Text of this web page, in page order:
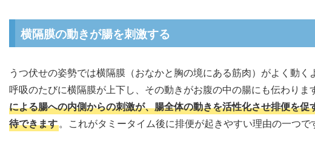
横隔膜の動きが腸を刺激する
うつ伏せの姿勢では横隔膜（おなかと胸の境にある筋肉）がよく動く
呼吸のたびに横隔膜が上下し、その動きがお腹の中の腸にも伝わりま
による腸への内側からの刺激が、腸全体の動きを活性化させ排便を促
待できます。これがタミータイム後に排便が起きやすい理由の一つで